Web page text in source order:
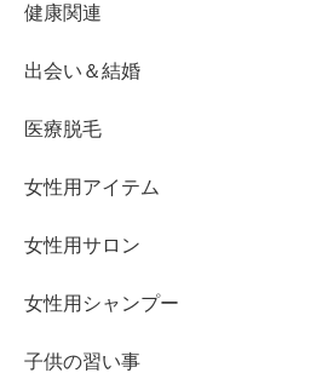
健康関連
出会い＆結婚
医療脱毛
女性用アイテム
女性用サロン
女性用シャンプー
子供の習い事